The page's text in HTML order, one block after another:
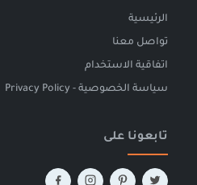
الرئيسية
تواصل معنا
اتفاقية الاستخدام
سياسة الخصوصية - Privacy Policy
تابعونا على